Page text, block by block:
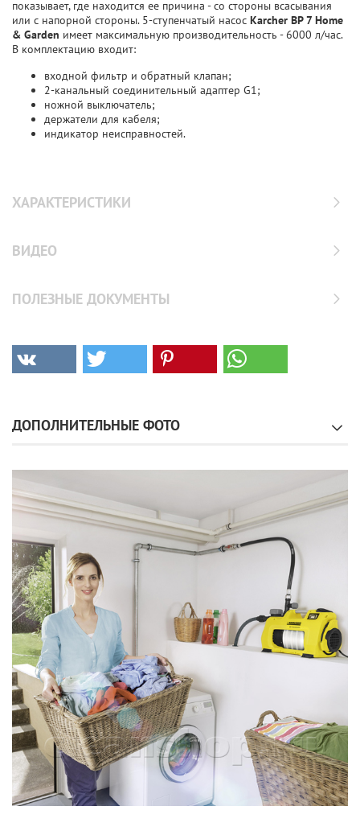
показывает, где находится ее причина - со стороны всасывания
или с напорной стороны. 5-ступенчатый насос Karcher BP 7 Home
& Garden имеет максимальную производительность - 6000 л/час.
В комплектацию входит:
входной фильтр и обратный клапан;
2-канальный соединительный адаптер G1;
ножной выключатель;
держатели для кабеля;
индикатор неисправностей.
ХАРАКТЕРИСТИКИ
ВИДЕО
ПОЛЕЗНЫЕ ДОКУМЕНТЫ
ДОПОЛНИТЕЛЬНЫЕ ФОТО